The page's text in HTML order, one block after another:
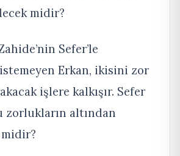
midir?
Sefer’le
Erkan, ikisini zor
işlere kalkışır. Sefer
zorlukların altından